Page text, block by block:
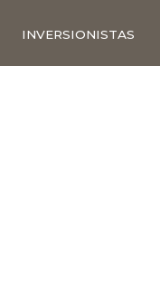
INVERSIONISTAS